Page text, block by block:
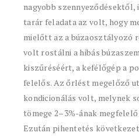
nagyobb szennyeződésektől,
tarár feladata az volt, hogy
mielőtt az a búzaosztályozó
volt rostálni a hibás
kiszűréséért, a kefélőgép a
felelős. Az őrlést megelőző
kondicionálás volt, melynek
tömege 2–3%-ának
Ezután pihentetés